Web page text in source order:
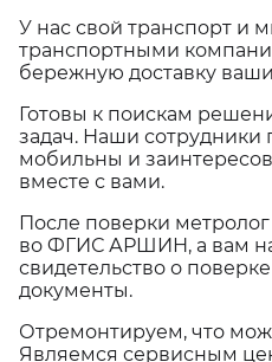
У нас свой транспорт и
транспортными
бережную доставку
Готовы к поискам
задач. Наши
мобильны и
вместе с вами.
После поверки
во ФГИС АРШИН, а вам
свидетельство о
документы.
Отремонтируем, что
Являемся сервисным